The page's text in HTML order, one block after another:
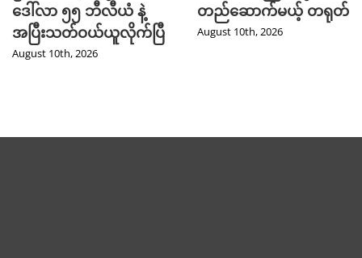
ဒေါ်လာ ၅၅ ဘီလီယံ နဲ့
အပြီးသတ်ဝယ်ယူလိုက်ပြီ
August 10th, 2026
တည်ဆောက်မယ့် တရုတ်
August 10th, 2026